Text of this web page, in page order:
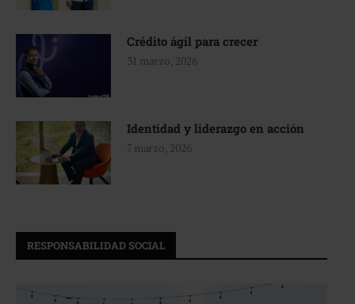
Crédito ágil para crecer
31 marzo, 2026
Identidad y liderazgo en acción
7 marzo, 2026
RESPONSABILIDAD SOCIAL